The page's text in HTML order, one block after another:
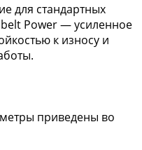
для стандартных
Power — усиленное
к износу и
приведены во